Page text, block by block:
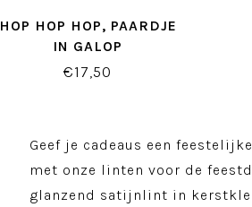
HOP HOP HOP, PAARDJE
IN GALOP
LINTWIT/ZWART LINT
€17,50
Geef je cadeaus een
met onze linten voor de
glanzend satijnlint in